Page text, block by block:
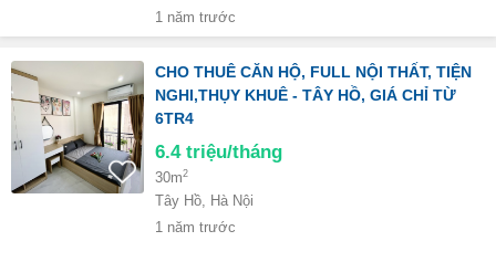
1 năm trước
CHO THUÊ CĂN HỘ, FULL NỘI THẤT, TIỆN
NGHI,THỤY KHUÊ - TÂY HỒ, GIÁ CHỈ TỪ
6TR4
6.4 triệu/tháng
30m2
Tây Hồ, Hà Nội
1 năm trước